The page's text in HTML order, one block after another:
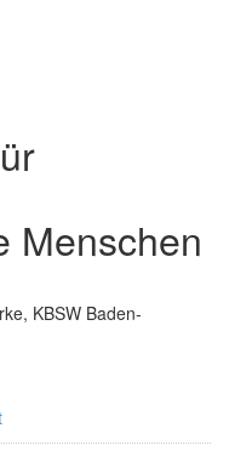
Menschen
KBSW Baden-